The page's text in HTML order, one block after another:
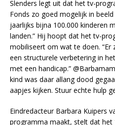
Slenders legt uit dat het tv-
Fonds zo goed mogelijk in
jaarlijks bijna 100.000 kinderen
landen.” Hij hoopt dat het tv-
mobiliseert om wat te doen.
een structurele verbetering in
met een handicap.”
kind was daar allang dood
aapjes kijken. Stuur echte hulp
Eindredacteur Barbara Kuipers
programma maakt, stelt dat